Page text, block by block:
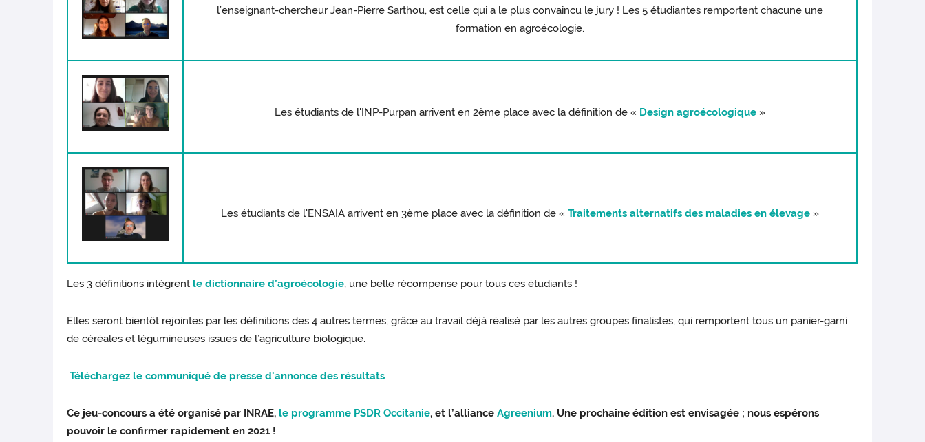
l’enseignant-chercheur Jean-Pierre Sarthou, est celle qui a le plus convaincu le jury ! Les 5 étudiantes remportent chacune une
formation en agroécologie.
Les étudiants de l'INP-Purpan arrivent en 2ème place avec la définition de « Design agroécologique »
Les étudiants de l'ENSAIA arrivent en 3ème place avec la définition de «Traitements alternatifs des maladies en élevage »
Les 3 définitions intègrentle dictionnaire d’agroécologie, une belle récompense pour tous ces étudiants !
Elles seront bientôt rejointes par les définitions des 4 autres termes, grâce au travail déjà réalisé par les autres groupes finalistes, qui remportent tous un panier-garni
de céréales et légumineuses issues de l’agriculture biologique.
Téléchargez le communiqué de presse d'annonce des résultats
Ce jeu-concours a été organisé par INRAE,le programme PSDR Occitanie, et l’allianceAgreenium. Une prochaine édition est envisagée ; nous espérons
pouvoir le confirmer rapidement en 2021 !